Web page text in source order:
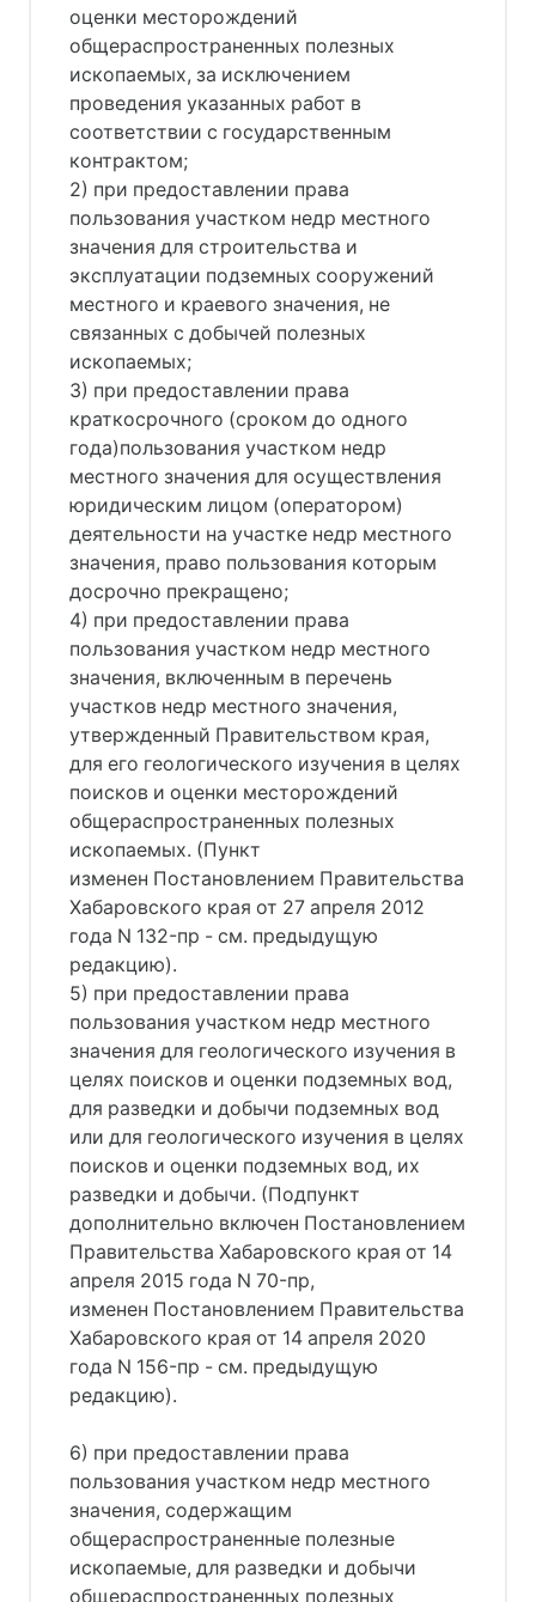
оценки месторождений
общераспространенных полезных
ископаемых, за исключением
проведения указанных работ в
соответствии с государственным
контрактом;
2) при предоставлении права
пользования участком недр местного
значения для строительства и
эксплуатации подземных сооружений
местного и краевого значения, не
связанных с добычей полезных
ископаемых;
3) при предоставлении права
краткосрочного (сроком до одного
года)пользования участком недр
местного значения для осуществления
юридическим лицом (оператором)
деятельности на участке недр местного
значения, право пользования которым
досрочно прекращено;
4) при предоставлении права
пользования участком недр местного
значения, включенным в перечень
участков недр местного значения,
утвержденный Правительством края,
для его геологического изучения в целях
поисков и оценки месторождений
общераспространенных полезных
ископаемых. (Пункт
изменен Постановлением Правительства
Хабаровского края от 27 апреля 2012
года N 132-пр - см. предыдущую
редакцию).
5) при предоставлении права
пользования участком недр местного
значения для геологического изучения в
целях поисков и оценки подземных вод,
для разведки и добычи подземных вод
или для геологического изучения в целях
поисков и оценки подземных вод, их
разведки и добычи. (Подпункт
дополнительно включен Постановлением
Правительства Хабаровского края от 14
апреля 2015 года N 70-пр,
изменен Постановлением Правительства
Хабаровского края от 14 апреля 2020
года N 156-пр - см. предыдущую
редакцию).
6) при предоставлении права
пользования участком недр местного
значения, содержащим
общераспространенные полезные
ископаемые, для разведки и добычи
общераспространенных полезных